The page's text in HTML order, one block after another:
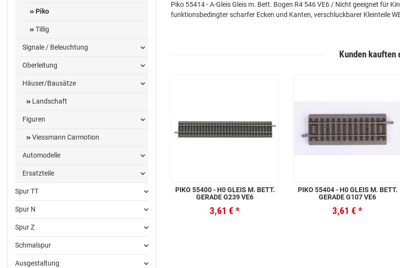
Piko 55414 - A-Gleis Gleis m. Bett. Bogen R4 546 VE6 / Nicht geeignet für
funktionsbedingter scharfer Ecken und Kanten, verschluckbarer Kleinteile
Kunden
PIKO 55400 - H0 GLEIS M. BETT.
GERADE G239 VE6
3,61 € *
PIKO 55404 - H0 GLEIS M. BETT.
GERADE G107 VE6
3,61 € *
Piko
Tillig
Signale / Beleuchtung
Oberleitung
Häuser/Bausätze
Landschaft
Figuren
Viessmann Carmotion
Automodelle
Ersatzteile
Spur TT
Spur N
Spur Z
Schmalspur
Ausgestaltung